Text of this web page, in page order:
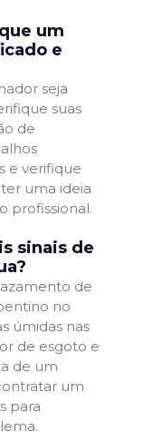
um
e
seja
suas
de
e verifique
uma ideia
profissional.
sinais de
de
no
úmidas nas
de esgoto e
de um
um
para